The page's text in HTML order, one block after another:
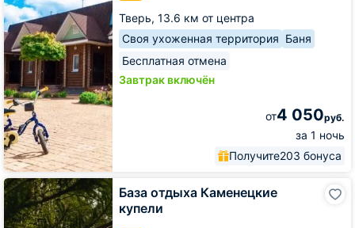
Тверь, 13.6 км от центра
Своя ухоженная территория Баня
Бесплатная отмена
Завтрак включён
от4 050руб.
за 1 ночь
Получите203 бонуса
База отдыха Каменецкие
купели
База
отдыха
Каменецкие